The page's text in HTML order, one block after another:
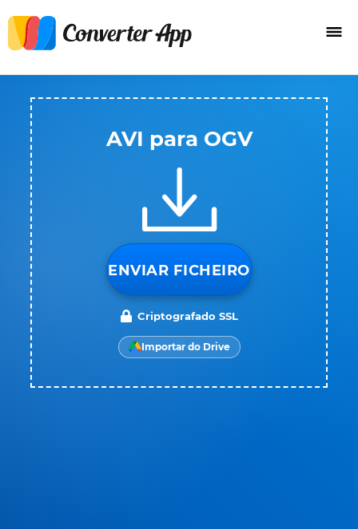
AVI para OGV
ENVIAR FICHEIRO
Criptografado SSL
Importar do Drive